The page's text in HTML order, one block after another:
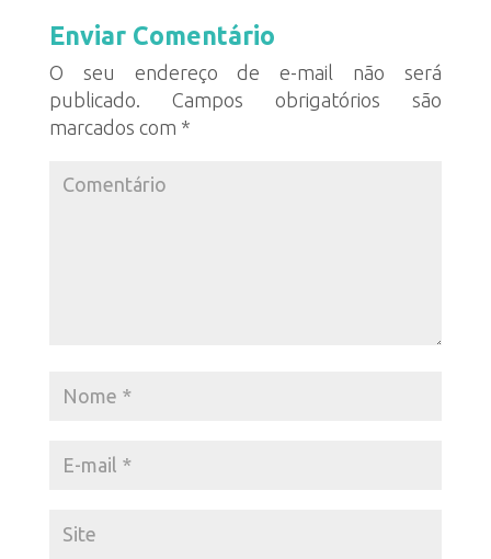
Enviar Comentário
O seu endereço de e-mail não será
publicado.
Campos obrigatórios são
marcados com *